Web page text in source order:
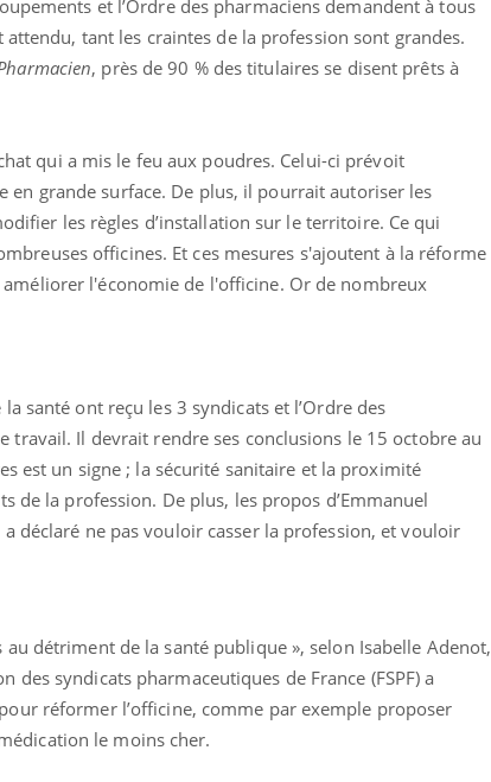
et l’Ordre des pharmaciens demandent à tous
tant les craintes de la profession sont grandes.
, près de 90 % des titulaires se disent prêts à
qui a mis le feu aux poudres. Celui-ci prévoit
en grande surface. De plus, il pourrait autoriser les
les règles d’installation sur le territoire. Ce qui
officines. Et ces mesures s'ajoutent à la réforme
l'économie de l'officine. Or de nombreux
santé ont reçu les 3 syndicats et l’Ordre des
travail. Il devrait rendre ses conclusions le 15 octobre au
est un signe ; la sécurité sanitaire et la proximité
de la profession. De plus, les propos d’Emmanuel
déclaré ne pas vouloir casser la profession, et vouloir
détriment de la santé publique », selon Isabelle Adenot,
des syndicats pharmaceutiques de France (FSPF) a
réformer l’officine, comme par exemple proposer
le moins cher.